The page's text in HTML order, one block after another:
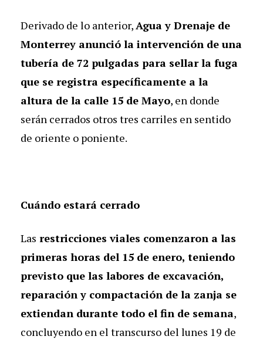
Derivado de lo anterior,Agua y Drenaje de
Monterrey anunció la intervención de una
tubería de 72 pulgadas para sellar la fuga
que se registra específicamente a la
altura de la calle 15 de Mayo, en donde
serán cerrados otros tres carriles en sentido
de oriente o poniente.
Cuándo estará cerrado
Las restricciones viales comenzaron a las
primeras horas del 15 de enero, teniendo
previsto que las labores de excavación,
reparación y compactación de la zanja se
extiendan durante todo el fin de semana,
concluyendo en el transcurso del lunes 19 de